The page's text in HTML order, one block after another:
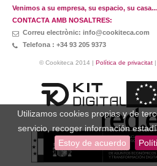
Utilizamos cookies propias y de
servicio, recoger información
Estoy de acuerdo
Venimos a su empresa, su espacio, su
CONTACTA AMB NOSALTRES:
Correu electrònic: info@cookiteca.com
Telefona : +34 93 205 9373
© Cookiteca 2014 | Política de privacitat |